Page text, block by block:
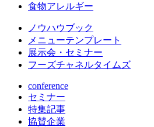
食物アレルギー
ノウハウブック
メニューテンプレート
展示会・セミナー
フーズチャネルタイムズ
conference
セミナー
特集記事
協賛企業